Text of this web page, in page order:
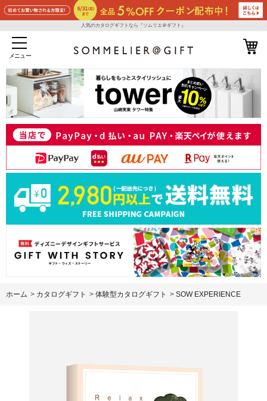
人気のカタログギフトなら『ソムリエ＠ギフト』
メニュー
ホーム > カタログギフト > 体験型カタログギフト > SOW EXPERIENCE